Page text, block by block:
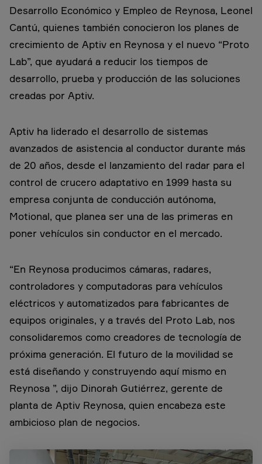
Desarrollo Económico y Empleo de Reynosa, Leonel
Cantú, quienes también conocieron los planes de
crecimiento de Aptiv en Reynosa y el nuevo “Proto
Lab”, que ayudará a reducir los tiempos de
desarrollo, prueba y producción de las soluciones
creadas por Aptiv.
Aptiv ha liderado el desarrollo de sistemas
avanzados de asistencia al conductor durante más
de 20 años, desde el lanzamiento del radar para el
control de crucero adaptativo en 1999 hasta su
empresa conjunta de conducción autónoma,
Motional, que planea ser una de las primeras en
poner vehículos sin conductor en el mercado.
“En Reynosa producimos cámaras, radares,
controladores y computadoras para vehículos
eléctricos y automatizados para fabricantes de
equipos originales, y a través del Proto Lab, nos
consolidaremos como creadores de tecnología de
próxima generación. El futuro de la movilidad se
está diseñando y construyendo aquí mismo en
Reynosa ”, dijo Dinorah Gutiérrez, gerente de
planta de Aptiv Reynosa, quien encabeza este
ambicioso plan de negocios.